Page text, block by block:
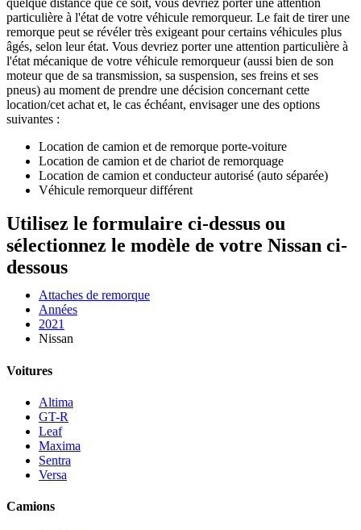
particulière à l'état de votre véhicule remorqueur. Le fait de tirer une
remorque peut se révéler très exigeant pour certains véhicules plus
âgés, selon leur état. Vous devriez porter une attention particulière à
l'état mécanique de votre véhicule remorqueur (aussi bien de son
moteur que de sa transmission, sa suspension, ses freins et ses
pneus) au moment de prendre une décision concernant cette
location/cet achat et, le cas échéant, envisager une des options
suivantes :
Location de camion et de remorque porte-voiture
Location de camion et de chariot de remorquage
Location de camion et conducteur autorisé (auto séparée)
Véhicule remorqueur différent
Utilisez le formulaire ci-dessus ou
sélectionnez le modèle de votre Nissan ci-
dessous
Attaches de remorque
Années
2021
Nissan
Voitures
Altima
GT-R
Leaf
Maxima
Sentra
Versa
Camions